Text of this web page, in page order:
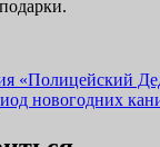
«Полицейский
новогодних